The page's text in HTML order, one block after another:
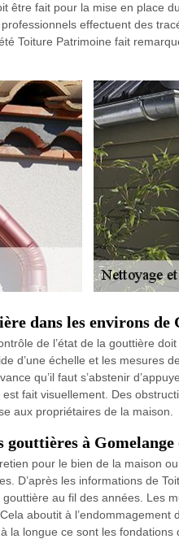
être fait pour la mise en place
effectuent des
Toiture Patrimoine fait
dans les environs de
de l’état de la gouttière
d’une échelle et les mesures
qu’il faut s’abstenir
fait visuellement. Des
aux propriétaires de la maison.
gouttières à Gomelange
pour le bien de la maison
D’après les informations de
au fil des années. Les
aboutit à l’endommagement
la longue ce sont les fondations